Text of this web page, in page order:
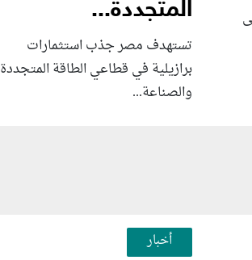
المتجددة...
تستهدف مصر جذب استثمارات
برازيلية في قطاعي الطاقة المتجددة
والصناعة...
أخبار